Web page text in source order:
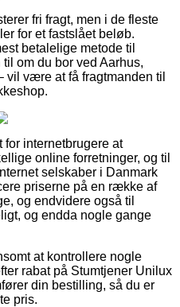
fri fragt, men i de fleste
for et fastslået beløb.
betalelige metode til
om du bor ved Aarhus,
vil være at få fragtmanden til
for internetbrugere at
online forretninger, og til
selskaber i Danmark
priserne på en række af
og endvidere også til
og endda nogle gange
at kontrollere nogle
rabat på Stumtjener Unilux
din bestilling, så du er
pris.